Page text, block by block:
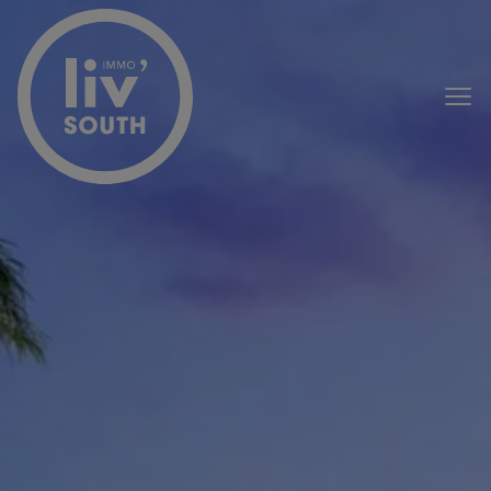
Passer le menu et aller au contenu